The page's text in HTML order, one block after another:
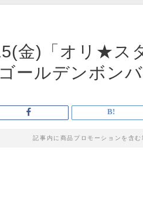
金)「オリ★ス
ールデンボン
記事内に商品プロモーションを含